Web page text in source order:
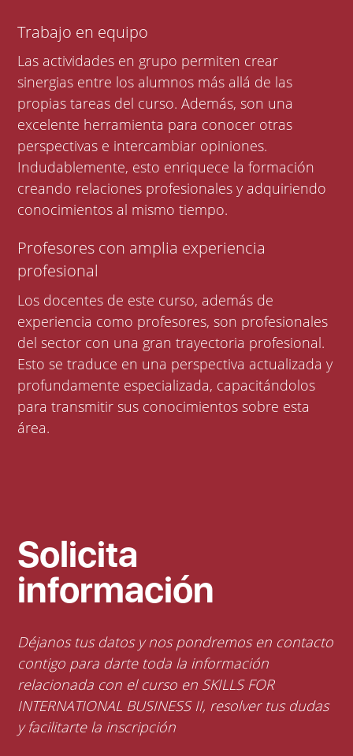
Trabajo en equipo
Las actividades en grupo permiten crear
sinergias entre los alumnos más allá de las
propias tareas del curso. Además, son una
excelente herramienta para conocer otras
perspectivas e intercambiar opiniones.
Indudablemente, esto enriquece la formación
creando relaciones profesionales y adquiriendo
conocimientos al mismo tiempo.
Profesores con amplia experiencia
profesional
Los docentes de este curso, además de
experiencia como profesores, son profesionales
del sector con una gran trayectoria profesional.
Esto se traduce en una perspectiva actualizada y
profundamente especializada, capacitándolos
para transmitir sus conocimientos sobre esta
área.
Solicita
información
Déjanos tus datos y nos pondremos en contacto
contigo para darte toda la información
relacionada con el curso en SKILLS FOR
INTERNATIONAL BUSINESS II, resolver tus dudas
y facilitarte la inscripción